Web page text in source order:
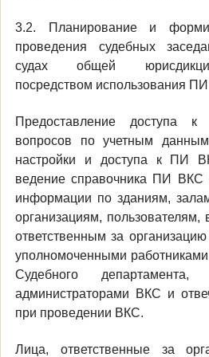
3.2. Планирование и
проведения судебных
судах общей
посредством использования
Предоставление
вопросов по учетным
настройки и доступа к ПИ
ведение справочника ПИ ВКС
информации по зданиям,
организациям,
ответственным за
уполномоченными
Судебного
администраторами ВКС и
при проведении ВКС.
Лица, ответственные за